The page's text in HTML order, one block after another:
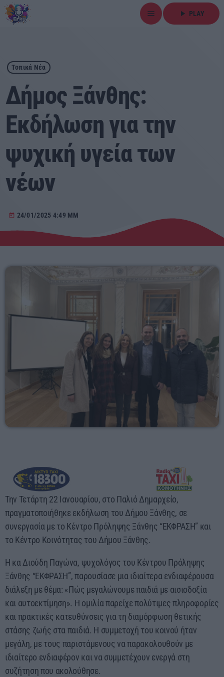
menu play_arrow PLAY
close
play_arrow ΕΡΚΟ
Αρχική
Εκπομπές
Ειδήσεις
Αθλητικά
Τραγούδια της Θράκης
ERKO.GR
11:00 - 13:00
13:00 - 14:30
Τοπικά Νέα
Δήμος Ξάνθης:
Εκδήλωση για την
ψυχική υγεία των
νέων
today 24/01/2025 4:49 ΜΜ
Την Τετάρτη 22 Ιανουαρίου, στο Παλιό Δημαρχείο,
πραγματοποιήθηκε εκδήλωση του Δήμου Ξάνθης, σε
συνεργασία με το Κέντρο Πρόληψης Ξάνθης “ΕΚΦΡΑΣΗ” και
το Κέντρο Κοινότητας του Δήμου Ξάνθης.
Η κα Διούδη Παγώνα, ψυχολόγος του Κέντρου Πρόληψης
Ξάνθης “ΕΚΦΡΑΣΗ”, παρουσίασε μια ιδιαίτερα ενδιαφέρουσα
διάλεξη με θέμα: «Πώς μεγαλώνουμε παιδιά με αισιοδοξία
και αυτοεκτίμηση». Η ομιλία παρείχε πολύτιμες πληροφορίες
και πρακτικές κατευθύνσεις για τη διαμόρφωση θετικής
στάσης ζωής στα παιδιά. Η συμμετοχή του κοινού ήταν
μεγάλη, με τους παριστάμενους να παρακολουθούν με
ιδιαίτερο ενδιαφέρον και να συμμετέχουν ενεργά στη
συζήτηση που ακολούθησε.